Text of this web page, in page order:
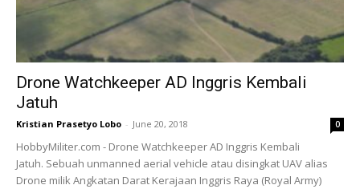
Drone Watchkeeper AD Inggris Kembali
Jatuh
Kristian Prasetyo Lobo - June 20, 2018 0
HobbyMiliter.com - Drone Watchkeeper AD Inggris Kembali
Jatuh. Sebuah unmanned aerial vehicle atau disingkat UAV alias
Drone milik Angkatan Darat Kerajaan Inggris Raya (Royal Army)